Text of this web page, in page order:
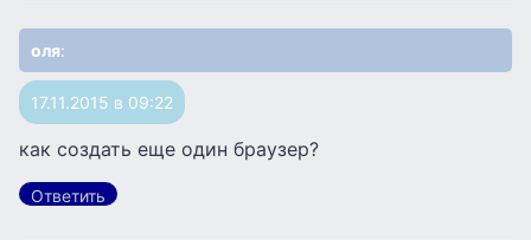
оля:
17.11.2015 в 09:22
как создать еще один браузер?
Ответить